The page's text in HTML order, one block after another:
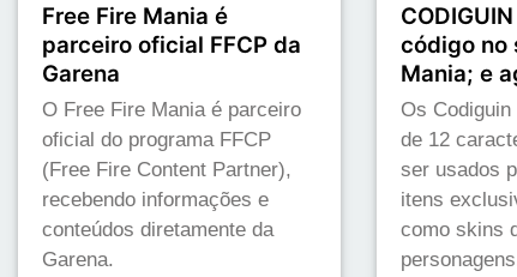
Free Fire Mania é
parceiro oficial FFCP da
Garena
O Free Fire Mania é parceiro
oficial do programa FFCP
(Free Fire Content Partner),
recebendo informações e
conteúdos diretamente da
Garena.
código no
Mania; e
Os
de 12
ser usados
itens
como skins